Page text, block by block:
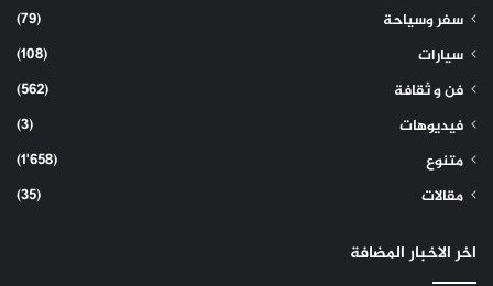
سفر وسياحة
(79)
سيارات
(108)
فن و ثقافة
(562)
فيديوهات
(3)
متنوع
(1٬658)
مقالات
(35)
اخر الاخبار المضافة